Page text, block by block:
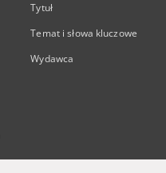
Tytuł
Temat i słowa kluczowe
Wydawca